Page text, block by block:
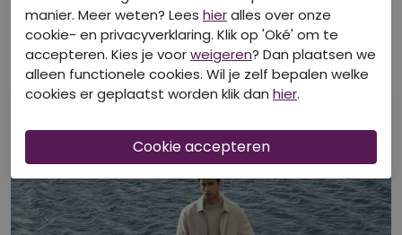
BLEND
20718772 snow white
T-shirts lange mouw
€ 19,99
BLEND
20718772 BLUE
T-shirts lange mouw
€ 19,95
manier. Meer weten? Lees hieralles over onze
cookie- en privacyverklaring. Klik op 'Oké' om te
accepteren. Kies je voorweigeren? Dan plaatsen we
alleen functionele cookies. Wil je zelf bepalen welke
cookies er geplaatst worden klik dan hier.